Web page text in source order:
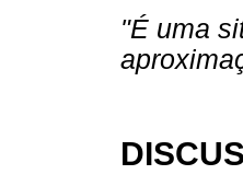
"É uma